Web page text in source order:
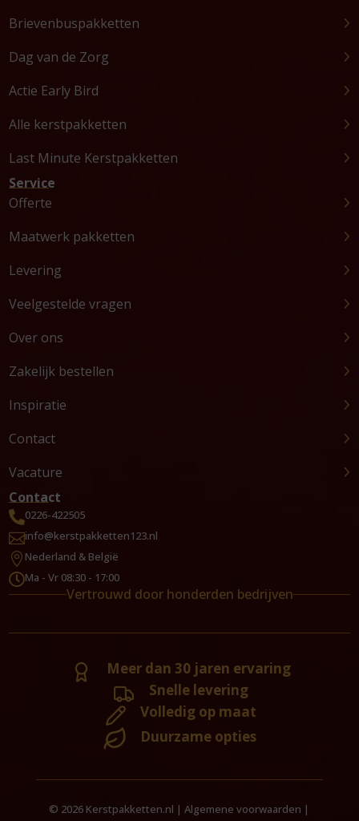
Brievenbuspakketten
Dag van de Zorg
Actie Early Bird
Alle kerstpakketten
Last Minute Kerstpakketten
Service
Offerte
Maatwerk pakketten
Levering
Veelgestelde vragen
Over ons
Zakelijk bestellen
Inspiratie
Contact
Vacature
Contact
0226-422505
info@kerstpakketten123.nl
 Nederland & België
Ma - Vr 08:30 - 17:00
Vertrouwd door honderden bedrijven
Meer dan 30 jaren ervaring
Snelle levering
Volledig op maat
Duurzame opties
© 2026 Kerstpakketten.nl |Algemene voorwaarden |